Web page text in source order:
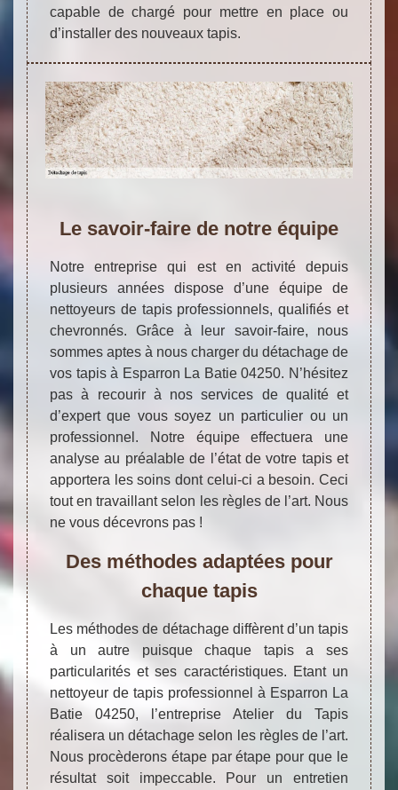
capable de chargé pour mettre en place ou
d’installer des nouveaux tapis.
Le savoir-faire de notre équipe
Notre entreprise qui est en activité depuis
plusieurs années dispose d’une équipe de
nettoyeurs de tapis professionnels, qualifiés et
chevronnés. Grâce à leur savoir-faire, nous
sommes aptes à nous charger du détachage de
vos tapis à Esparron La Batie 04250. N’hésitez
pas à recourir à nos services de qualité et
d’expert que vous soyez un particulier ou un
professionnel. Notre équipe effectuera une
analyse au préalable de l’état de votre tapis et
apportera les soins dont celui-ci a besoin. Ceci
tout en travaillant selon les règles de l’art. Nous
ne vous décevrons pas !
Des méthodes adaptées pour
chaque tapis
Les méthodes de détachage diffèrent d’un tapis
à un autre puisque chaque tapis a ses
particularités et ses caractéristiques. Etant un
nettoyeur de tapis professionnel à Esparron La
Batie 04250, l’entreprise Atelier du Tapis
réalisera un détachage selon les règles de l’art.
Nous procèderons étape par étape pour que le
résultat soit impeccable. Pour un entretien